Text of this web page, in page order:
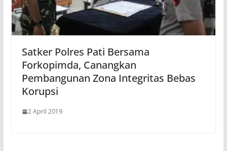
Satker Polres Pati Bersama
Forkopimda, Canangkan
Pembangunan Zona Integritas Bebas
Korupsi
2 April 2019